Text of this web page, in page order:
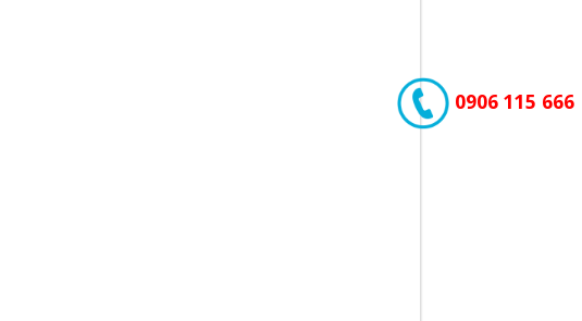
0906 115 666